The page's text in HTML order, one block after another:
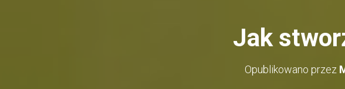
Jak
Opublikowano przez